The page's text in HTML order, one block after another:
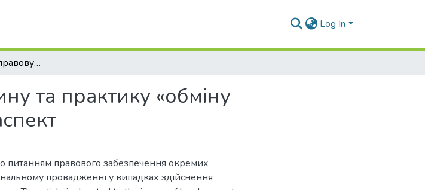
Log In
До питання про правову площину та практику «обміну полоненими»: процесуальний аспект
та практику «обміну
питанням правового забезпечення окремих
провадженні у випадках здійснення